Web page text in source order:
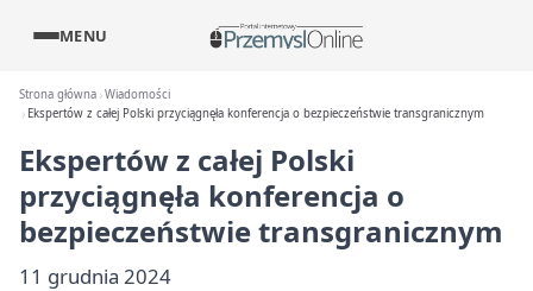
MENU
Strona główna Wiadomości
Ekspertów z całej Polski przyciągnęła konferencja o bezpieczeństwie transgranicznym
Ekspertów z całej Polski
przyciągnęła konferencja o
bezpieczeństwie transgranicznym
11 grudnia 2024